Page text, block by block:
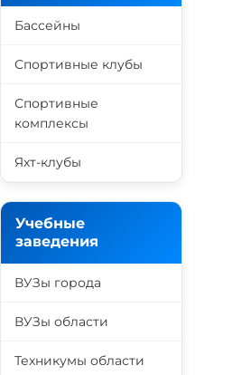
Бассейны
Спортивные клубы
Спортивные
комплексы
Яхт-клубы
Учебные
заведения
ВУЗы города
ВУЗы области
Техникумы области